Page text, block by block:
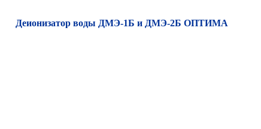
Деионизатор воды ДМЭ-1Б и ДМЭ-2Б ОПТИМА